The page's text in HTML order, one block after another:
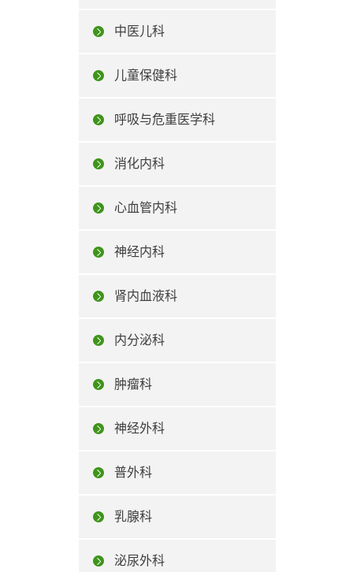
中医儿科
儿童保健科
呼吸与危重医学科
消化内科
心血管内科
神经内科
肾内血液科
内分泌科
肿瘤科
神经外科
普外科
乳腺科
泌尿外科